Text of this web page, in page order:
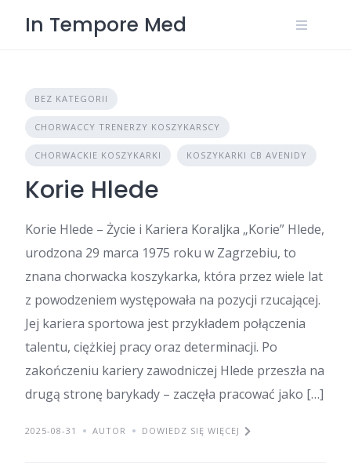
In Tempore Med
BEZ KATEGORII
CHORWACCY TRENERZY KOSZYKARSCY
CHORWACKIE KOSZYKARKI KOSZYKARKI CB AVENIDY
Korie Hlede
Korie Hlede – Życie i Kariera Koraljka „Korie” Hlede,
urodzona 29 marca 1975 roku w Zagrzebiu, to
znana chorwacka koszykarka, która przez wiele lat
z powodzeniem występowała na pozycji rzucającej.
Jej kariera sportowa jest przykładem połączenia
talentu, ciężkiej pracy oraz determinacji. Po
zakończeniu kariery zawodniczej Hlede przeszła na
drugą stronę barykady – zaczęła pracować jako […]
2025-08-31 AUTOR DOWIEDZ SIĘ WIĘCEJ